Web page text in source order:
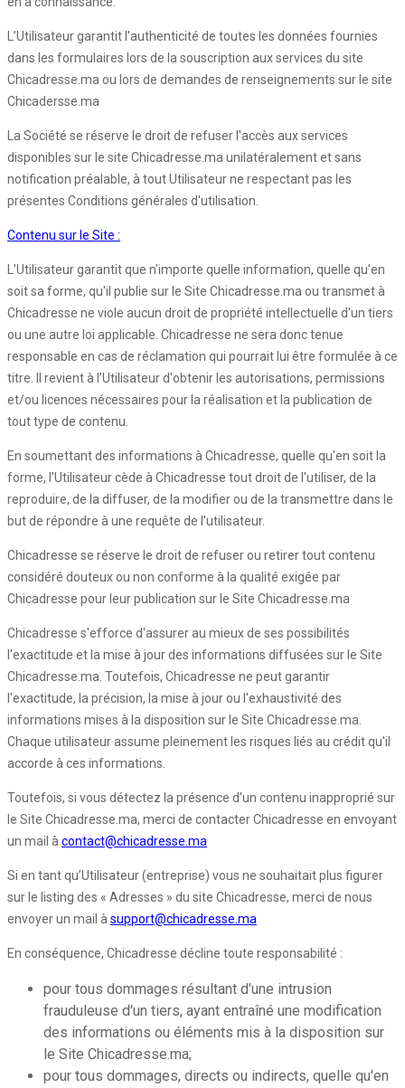
L’Utilisateur garantit l'authenticité de toutes les données fournies
dans les formulaires lors de la souscription aux services du site
Chicadresse.ma ou lors de demandes de renseignements sur le site
Chicadersse.ma
La Société se réserve le droit de refuser l'accès aux services
disponibles sur le site Chicadresse.ma unilatéralement et sans
notification préalable, à tout Utilisateur ne respectant pas les
présentes Conditions générales d'utilisation.
Contenu sur le Site :
L'Utilisateur garantit que n'importe quelle information, quelle qu'en
soit sa forme, qu'il publie sur le Site Chicadresse.ma ou transmet à
Chicadresse ne viole aucun droit de propriété intellectuelle d'un tiers
ou une autre loi applicable. Chicadresse ne sera donc tenue
responsable en cas de réclamation qui pourrait lui être formulée à ce
titre. Il revient à l’Utilisateur d'obtenir les autorisations, permissions
et/ou licences nécessaires pour la réalisation et la publication de
tout type de contenu.
En soumettant des informations à Chicadresse, quelle qu'en soit la
forme, l'Utilisateur cède à Chicadresse tout droit de l'utiliser, de la
reproduire, de la diffuser, de la modifier ou de la transmettre dans le
but de répondre à une requête de l'utilisateur.
Chicadresse se réserve le droit de refuser ou retirer tout contenu
considéré douteux ou non conforme à la qualité exigée par
Chicadresse pour leur publication sur le Site Chicadresse.ma
Chicadresse s'efforce d'assurer au mieux de ses possibilités
l'exactitude et la mise à jour des informations diffusées sur le Site
Chicadresse.ma. Toutefois, Chicadresse ne peut garantir
l'exactitude, la précision, la mise à jour ou l'exhaustivité des
informations mises à la disposition sur le Site Chicadresse.ma.
Chaque utilisateur assume pleinement les risques liés au crédit qu'il
accorde à ces informations.
Toutefois, si vous détectez la présence d'un contenu inapproprié sur
le Site Chicadresse.ma, merci de contacter Chicadresse en envoyant
un mail àcontact@chicadresse.ma
Si en tant qu’Utilisateur (entreprise) vous ne souhaitait plus figurer
sur le listing des « Adresses » du site Chicadresse, merci de nous
envoyer un mail àsupport@chicadresse.ma
En conséquence, Chicadresse décline toute responsabilité :
pour tous dommages résultant d'une intrusion
frauduleuse d'un tiers, ayant entraîné une modification
des informations ou éléments mis à la disposition sur
le Site Chicadresse.ma;
pour tous dommages, directs ou indirects, quelle qu'en